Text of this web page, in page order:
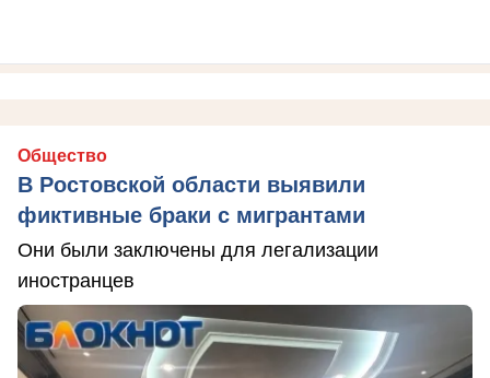
Общество
В Ростовской области выявили
фиктивные браки с мигрантами
Они были заключены для легализации
иностранцев